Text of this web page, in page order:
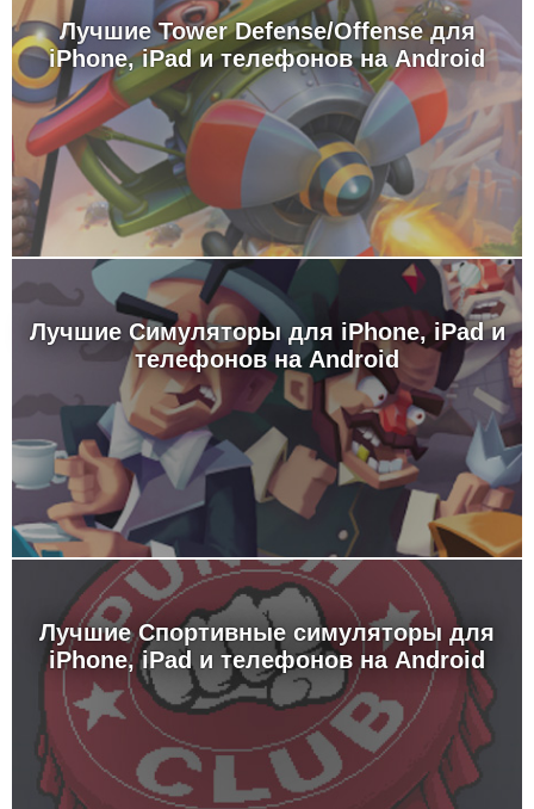
Лучшие Tower Defense/Offense для
iPhone, iPad и телефонов на Android
Лучшие Симуляторы для iPhone, iPad и
телефонов на Android
Лучшие Спортивные симуляторы для
iPhone, iPad и телефонов на Android